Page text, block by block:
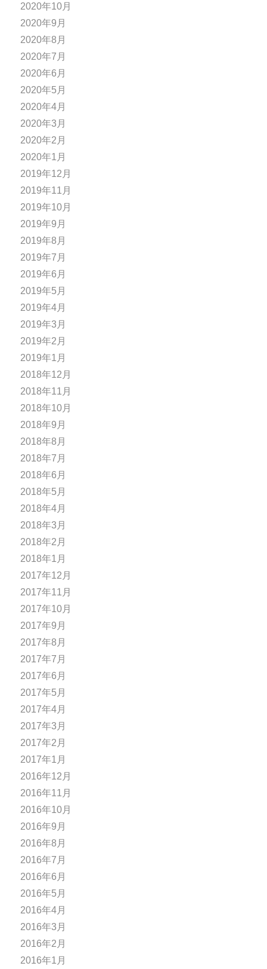
2020年10月
2020年9月
2020年8月
2020年7月
2020年6月
2020年5月
2020年4月
2020年3月
2020年2月
2020年1月
2019年12月
2019年11月
2019年10月
2019年9月
2019年8月
2019年7月
2019年6月
2019年5月
2019年4月
2019年3月
2019年2月
2019年1月
2018年12月
2018年11月
2018年10月
2018年9月
2018年8月
2018年7月
2018年6月
2018年5月
2018年4月
2018年3月
2018年2月
2018年1月
2017年12月
2017年11月
2017年10月
2017年9月
2017年8月
2017年7月
2017年6月
2017年5月
2017年4月
2017年3月
2017年2月
2017年1月
2016年12月
2016年11月
2016年10月
2016年9月
2016年8月
2016年7月
2016年6月
2016年5月
2016年4月
2016年3月
2016年2月
2016年1月